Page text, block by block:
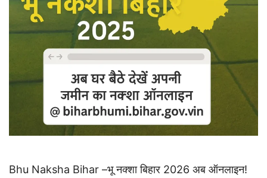
Bhu Naksha Bihar –भू नक्शा बिहार 2026 अब ऑनलाइन!